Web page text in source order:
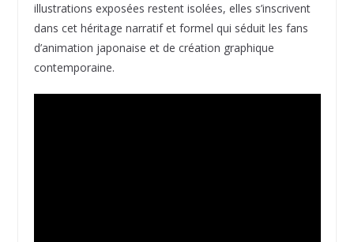
illustrations exposées restent isolées, elles s’inscrivent
dans cet héritage narratif et formel qui séduit les fans
d’animation japonaise et de création graphique
contemporaine.